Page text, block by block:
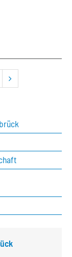
nächste
Seite